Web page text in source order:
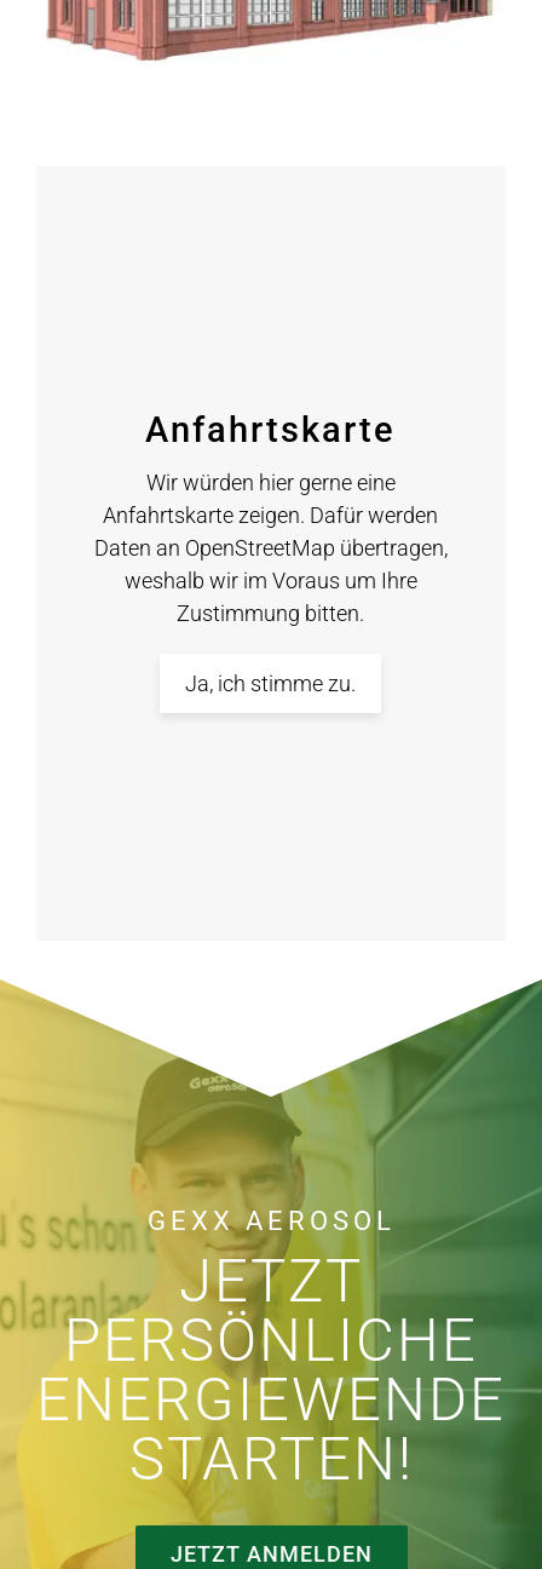
Anfahrtskarte
Wir würden hier gerne eine
Anfahrtskarte zeigen. Dafür werden
Daten an OpenStreetMap übertragen,
weshalb wir im Voraus um Ihre
Zustimmung bitten.
Ja, ich stimme zu.
GEXX AEROSOL
JETZT
PERSÖNLICHE
ENERGIEWENDE
STARTEN!
JETZT ANMELDEN